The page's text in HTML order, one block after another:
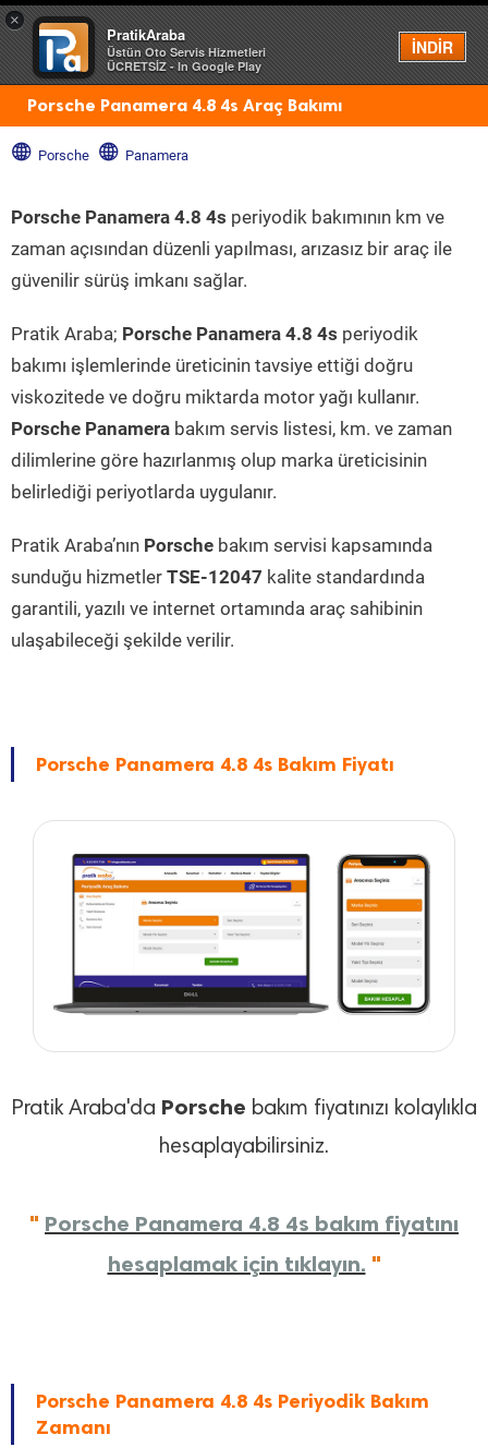
×
PratikAraba
Üstün Oto Servis Hizmetleri
ÜCRETSİZ - In Google Play
İNDİR
Menü
Porsche Panamera 4.8 4s Araç Bakımı
Porsche Panamera
Porsche Panamera 4.8 4s periyodik bakımının km ve
zaman açısından düzenli yapılması, arızasız bir araç ile
güvenilir sürüş imkanı sağlar.
Pratik Araba; Porsche Panamera 4.8 4s periyodik
bakımı işlemlerinde üreticinin tavsiye ettiği doğru
viskozitede ve doğru miktarda motor yağı kullanır.
Porsche Panamera bakım servis listesi, km. ve zaman
dilimlerine göre hazırlanmış olup marka üreticisinin
belirlediği periyotlarda uygulanır.
Pratik Araba’nın Porsche bakım servisi kapsamında
sunduğu hizmetler TSE-12047 kalite standardında
garantili, yazılı ve internet ortamında araç sahibinin
ulaşabileceği şekilde verilir.
Porsche Panamera 4.8 4s Bakım Fiyatı
Pratik Araba'da Porsche bakım fiyatınızı kolaylıkla
hesaplayabilirsiniz.
" Porsche Panamera 4.8 4s bakım fiyatını
hesaplamak için tıklayın. "
Porsche Panamera 4.8 4s Periyodik Bakım
Zamanı